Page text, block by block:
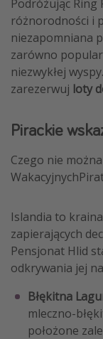
Podróżując Ring
różnorodności i
niezapomniana
zarówno
niezwykłej
zarezerwuj loty
Pirackie
Czego nie
Islandia to
zapierających
Pensjonat Hlid
odkrywania jej
Błękitna
mleczno-
położone